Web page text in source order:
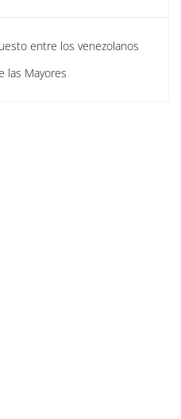
entre los venezolanos
las Mayores